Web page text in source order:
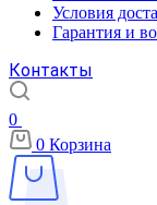
Условия
Гарантия и
Контакты
0
0 Корзина